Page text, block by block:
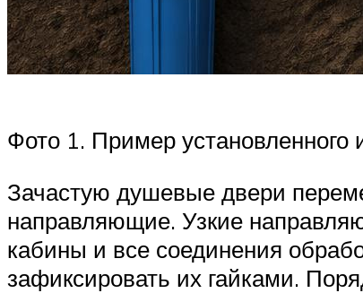
Фото 1. Пример
Зачастую душевые двери
направляющие. Узкие
кабины и все соединения
зафиксировать их гайками.